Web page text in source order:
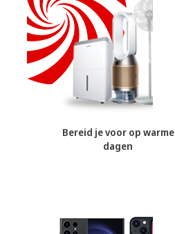
Bereid je voor op warme
dagen